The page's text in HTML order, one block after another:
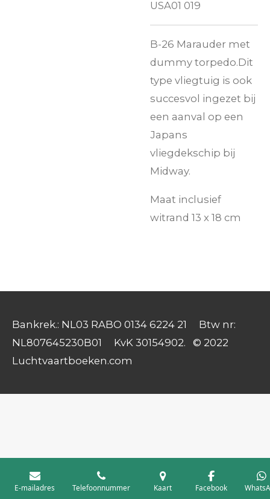
USA01 019
B-26 Marauder met
dummy torpedo.Dit
type vliegtuig is ook
succesvol ingezet bij
een aanval op een
Japans
vliegdekschip bij
Midway.
Maat inclusief
witrand 13 x 18 cm
Bankrek.: NL03 RABO 0134 6224 21 Btw nr:
NL807645230B01 KvK 30154902. © 2022
Luchtvaartboeken.com
E-mailadres Telefoonnummer Kaart Facebook